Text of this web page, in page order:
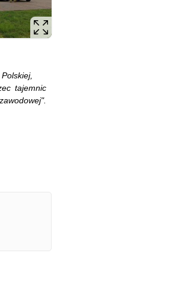
tajemnic